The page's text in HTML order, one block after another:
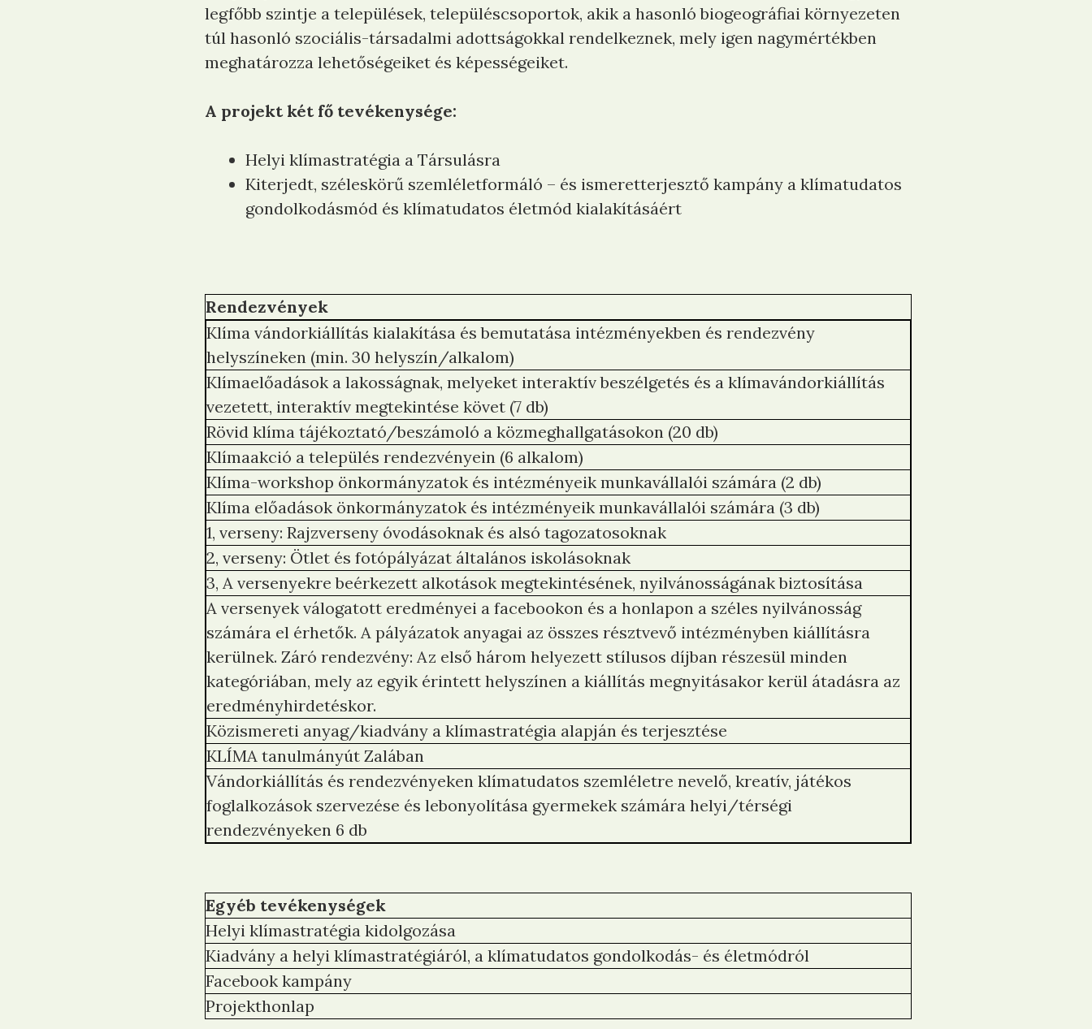
legfőbb szintje a települések, településcsoportok, akik a hasonló biogeográfiai környezeten
túl hasonló szociális-társadalmi adottságokkal rendelkeznek, mely igen nagymértékben
meghatározza lehetőségeiket és képességeiket.
A projekt két fő tevékenysége:
Helyi klímastratégia a Társulásra
Kiterjedt, széleskörű szemléletformáló – és ismeretterjesztő kampány a klímatudatos
gondolkodásmód és klímatudatos életmód kialakításáért
Rendezvények
Klíma vándorkiállítás kialakítása és bemutatása intézményekben és rendezvény
helyszíneken (min. 30 helyszín/alkalom)
Klímaelőadások a lakosságnak, melyeket interaktív beszélgetés és a klímavándorkiállítás
vezetett, interaktív megtekintése követ (7 db)
Rövid klíma tájékoztató/beszámoló a közmeghallgatásokon (20 db)
Klímaakció a település rendezvényein (6 alkalom)
Klíma-workshop önkormányzatok és intézményeik munkavállalói számára (2 db)
Klíma előadások önkormányzatok és intézményeik munkavállalói számára (3 db)
1, verseny: Rajzverseny óvodásoknak és alsó tagozatosoknak
2, verseny: Ötlet és fotópályázat általános iskolásoknak
3, A versenyekre beérkezett alkotások megtekintésének, nyilvánosságának biztosítása
A versenyek válogatott eredményei a facebookon és a honlapon a széles nyilvánosság
számára el érhetők. A pályázatok anyagai az összes résztvevő intézményben kiállításra
kerülnek. Záró rendezvény: Az első három helyezett stílusos díjban részesül minden
kategóriában, mely az egyik érintett helyszínen a kiállítás megnyitásakor kerül átadásra az
eredményhirdetéskor.
Közismereti anyag/kiadvány a klímastratégia alapján és terjesztése
KLÍMA tanulmányút Zalában
Vándorkiállítás és rendezvényeken klímatudatos szemléletre nevelő, kreatív, játékos
foglalkozások szervezése és lebonyolítása gyermekek számára helyi/térségi
rendezvényeken 6 db
Egyéb tevékenységek
Helyi klímastratégia kidolgozása
Kiadvány a helyi klímastratégiáról, a klímatudatos gondolkodás- és életmódról
Facebook kampány
Projekthonlap